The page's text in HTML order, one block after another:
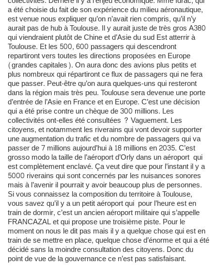
a été choisie du fait de son expérience du milieu aéronautique,
est venue nous expliquer qu’on n’avait rien compris, qu’il n’y
aurait pas de hub à Toulouse. Il y aurait juste de très gros A380
qui viendraient plutôt de Chine et d’Asie du sud Est atterrir à
Toulouse. Et les 500, 600 passagers qui descendront
repartiront vers toutes les directions proposées en Europe
(grandes capitales). On aura donc des avions plus petits et
plus nombreux qui répartiront ce flux de passagers qui ne fera
que passer. Peut-être qu’on aura quelques-uns qui resteront
dans la région mais très peu. Toulouse sera devenue une porte
d’entrée de l’Asie en France et en Europe. C’est une décision
qui a été prise contre un chèque de 300 millions. Les
collectivités ont-elles été consultées ? Vaguement. Les
citoyens, et notamment les riverains qui vont devoir supporter
une augmentation du trafic et du nombre de passagers qui va
passer de 7 millions aujourd’hui à 18 millions en 2035. C’est
grosso modo la taille de l’aéroport d’Orly dans un aéroport qui
est complètement enclavé. Ça veut dire que pour l’instant il y a
5000 riverains qui sont concernés par les nuisances sonores
mais à l’avenir il pourrait y avoir beaucoup plus de personnes.
Si vous connaissez la composition du territoire à Toulouse,
vous savez qu’il y a un petit aéroport qui pour l’heure est en
train de dormir, c’est un ancien aéroport militaire qui s’appelle
FRANCAZAL et qui propose une troisième piste. Pour le
moment on nous le dit pas mais il y a quelque chose qui est en
train de se mettre en place, quelque chose d’énorme et qui a été
décidé sans la moindre consultation des citoyens. Donc du
point de vue de la gouvernance ce n’est pas satisfaisant.